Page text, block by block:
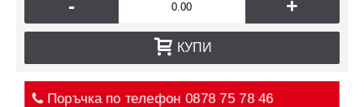
- +
КУПИ
Поръчка по телефон 0878 75 78 46